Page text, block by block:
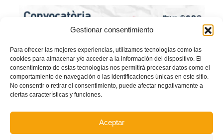
Gestionar consentimiento
Para ofrecer las mejores experiencias, utilizamos tecnologías como las
cookies para almacenar y/o acceder a la información del dispositivo. El
consentimiento de estas tecnologías nos permitirá procesar datos como el
comportamiento de navegación o las identificaciones únicas en este sitio.
No consentir o retirar el consentimiento, puede afectar negativamente a
ciertas características y funciones.
Aceptar